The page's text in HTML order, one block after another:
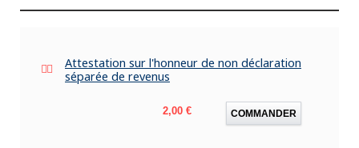
Attestation sur l'honneur de non déclaration
séparée de revenus
Prix
2,00 € COMMANDER